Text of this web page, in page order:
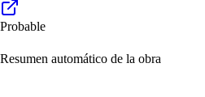
Probable
Resumen automático de la obra